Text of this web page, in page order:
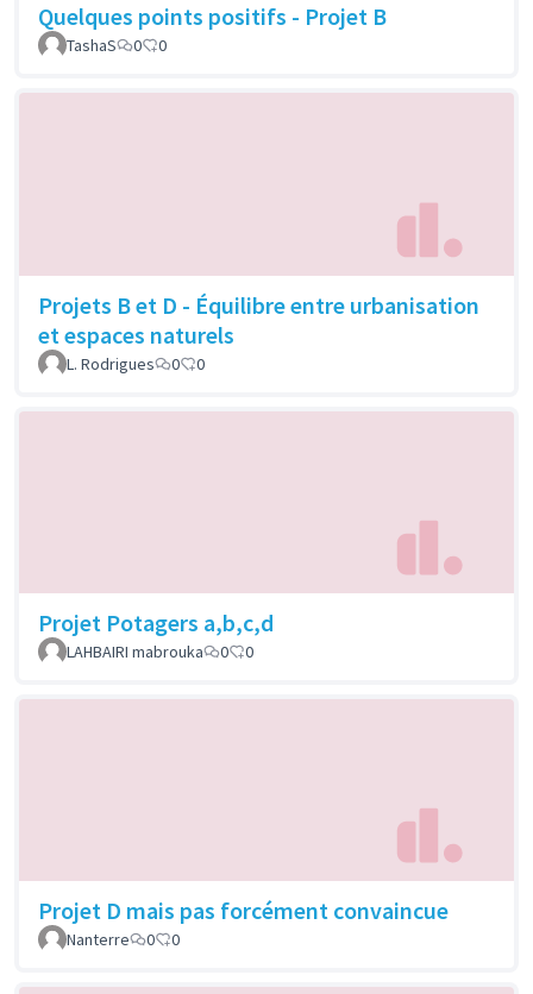
Quelques points positifs - Projet B
TashaS 0 0
Projets B et D - Équilibre entre urbanisation
et espaces naturels
L. Rodrigues 0 0
Projet Potagers a,b,c,d
LAHBAIRI mabrouka 0 0
Projet D mais pas forcément convaincue
Nanterre 0 0